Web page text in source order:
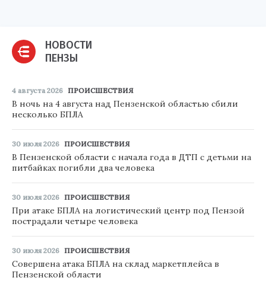
НОВОСТИ
ПЕНЗЫ
4 августа 2026 ПРОИСШЕСТВИЯ
В ночь на 4 августа над Пензенской областью сбили
несколько БПЛА
30 июля 2026 ПРОИСШЕСТВИЯ
В Пензенской области с начала года в ДТП с детьми на
питбайках погибли два человека
30 июля 2026 ПРОИСШЕСТВИЯ
При атаке БПЛА на логистический центр под Пензой
пострадали четыре человека
30 июля 2026 ПРОИСШЕСТВИЯ
Совершена атака БПЛА на склад маркетплейса в
Пензенской области